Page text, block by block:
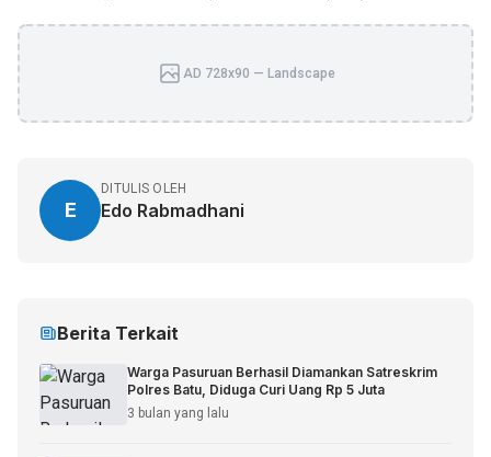
AD 728x90 — Landscape
E
DITULIS OLEH
Edo Rabmadhani
Berita Terkait
Warga Pasuruan Berhasil Diamankan Satreskrim
Polres Batu, Diduga Curi Uang Rp 5 Juta
3 bulan yang lalu